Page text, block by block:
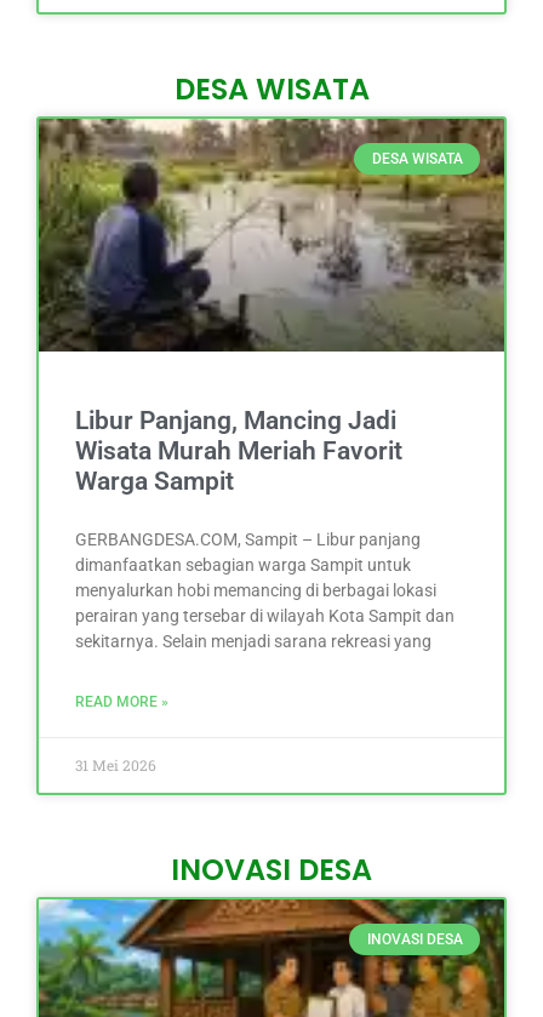
DESA WISATA
DESA WISATA
Libur Panjang, Mancing Jadi
Wisata Murah Meriah Favorit
Warga Sampit
GERBANGDESA.COM, Sampit – Libur panjang
dimanfaatkan sebagian warga Sampit untuk
menyalurkan hobi memancing di berbagai lokasi
perairan yang tersebar di wilayah Kota Sampit dan
sekitarnya. Selain menjadi sarana rekreasi yang
READ MORE »
31 Mei 2026
INOVASI DESA
INOVASI DESA